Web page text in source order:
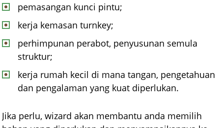
pemasangan kunci pintu;
kerja kemasan turnkey;
perhimpunan perabot, penyusunan semula
struktur;
kerja rumah kecil di mana tangan, pengetahuan
dan pengalaman yang kuat diperlukan.
Jika perlu, wizard akan membantu anda memilih